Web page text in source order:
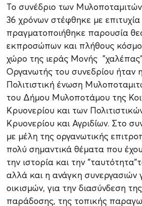
Το συνέδριο των
36 χρόνων στέφθηκε με επιτυχία
πραγματοποιήθηκε παρουσία
εκπροσώπων και πλήθους
χώρο της ιεράς Μονής
Οργανωτής του συνεδρίου ήταν
Πολιτιστική ένωση
του Δήμου Μυλοποτάμου της
Κρυονερίου και των
Κρυονερίου και Αγριδίων. Στο
με μέλη της οργανωτικής
πολύ σημαντικά θέματα που
την ιστορία και την
αλλά και η ανάγκη συνεργασιών
οικισμών, για την διασύνδεση
παράδοσης, της τοπικής